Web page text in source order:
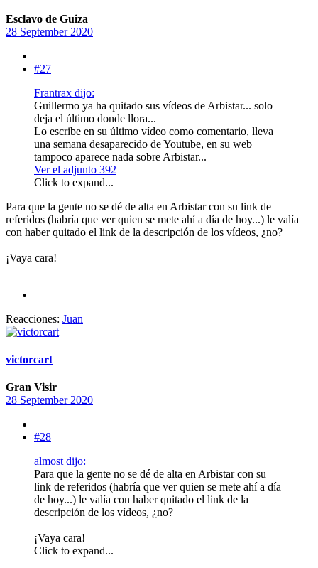
Esclavo de Guiza
28 September 2020
#27
Frantrax dijo:
Guillermo ya ha quitado sus vídeos de Arbistar... solo
deja el último donde llora...
Lo escribe en su último vídeo como comentario, lleva
una semana desaparecido de Youtube, en su web
tampoco aparece nada sobre Arbistar...
Ver el adjunto 392
Click to expand...
Para que la gente no se dé de alta en Arbistar con su link de
referidos (habría que ver quien se mete ahí a día de hoy...) le valía
con haber quitado el link de la descripción de los vídeos, ¿no?
¡Vaya cara!
Reacciones: Juan
victorcart
Gran Visir
28 September 2020
#28
almost dijo:
Para que la gente no se dé de alta en Arbistar con su
link de referidos (habría que ver quien se mete ahí a día
de hoy...) le valía con haber quitado el link de la
descripción de los vídeos, ¿no?
¡Vaya cara!
Click to expand...